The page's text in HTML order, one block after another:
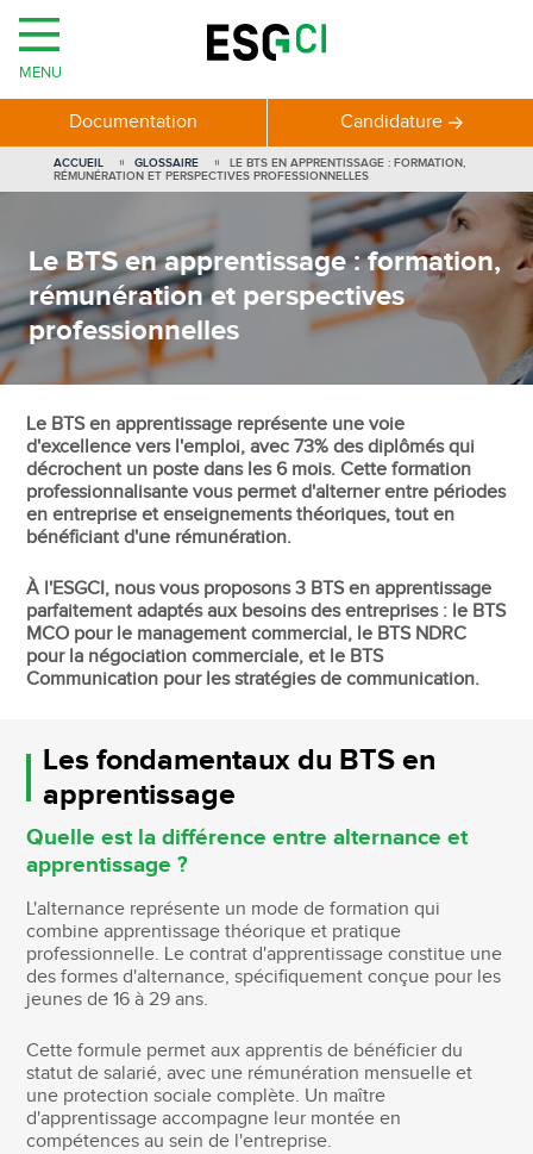
Le BTS en apprentissage : formation,
rémunération et perspectives
professionnelles
ACCUEIL GLOSSAIRE
LE BTS EN APPRENTISSAGE : FORMATION,
RÉMUNÉRATION ET PERSPECTIVES PROFESSIONNELLES
Le BTS en apprentissage représente une voie
d'excellence vers l'emploi, avec 73% des diplômés qui
décrochent un poste dans les 6 mois. Cette formation
professionnalisante vous permet d'alterner entre périodes
en entreprise et enseignements théoriques, tout en
bénéficiant d'une rémunération.
À l'ESGCI, nous vous proposons 3 BTS en apprentissage
parfaitement adaptés aux besoins des entreprises : le BTS
MCO pour le management commercial, le BTS NDRC
pour la négociation commerciale, et le BTS
Communication pour les stratégies de communication.
Les fondamentaux du BTS en
apprentissage
Quelle est la différence entre alternance et
apprentissage ?
L'alternance représente un mode de formation qui
combine apprentissage théorique et pratique
professionnelle. Le contrat d'apprentissage constitue une
des formes d'alternance, spécifiquement conçue pour les
jeunes de 16 à 29 ans.
Cette formule permet aux apprentis de bénéficier du
statut de salarié, avec une rémunération mensuelle et
une protection sociale complète. Un maître
d'apprentissage accompagne leur montée en
compétences au sein de l'entreprise.
MENU
Documentation Candidature